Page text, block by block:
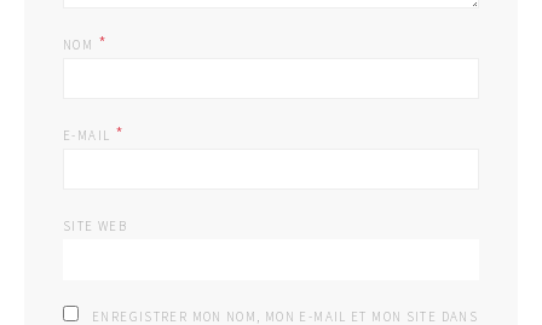
NOM *
E-MAIL *
SITE WEB
ENREGISTRER MON NOM, MON E-MAIL ET MON SITE DANS